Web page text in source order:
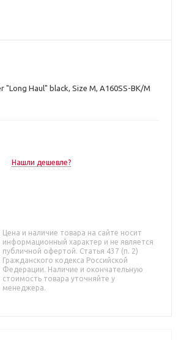
Haul" black, Size M, A160SS-BK/M
Нашли дешевле?
Цена и наличие товара на сайте носит
информационный характер и не является
публичной офертой. Статья 437 (п. 2)
Гражданского кодекса Российской
Федерации. Наличие и окончательную
стоимость товара уточняйте у
менеджера.